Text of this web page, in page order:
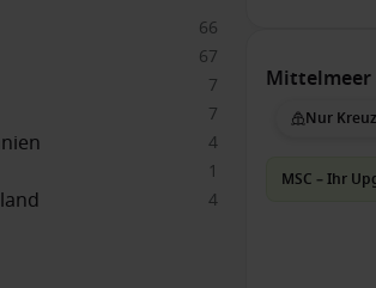
66
67
7
7
4
1
4
Mittelmeer
Nur
MSC – Ihr